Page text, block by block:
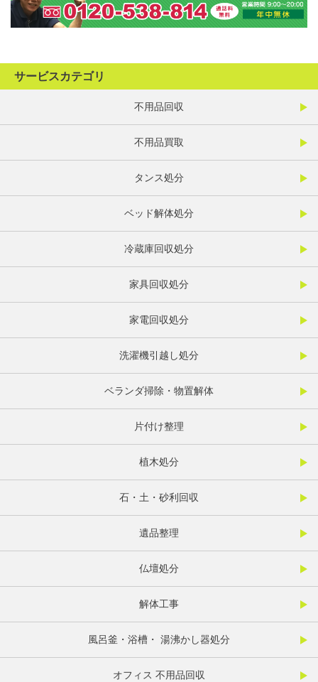
サービスカテゴリ
不用品回収
不用品買取
タンス処分
ベッド解体処分
冷蔵庫回収処分
家具回収処分
家電回収処分
洗濯機引越し処分
ベランダ掃除・物置解体
片付け整理
植木処分
石・土・砂利回収
遺品整理
仏壇処分
解体工事
風呂釜・浴槽・ 湯沸かし器処分
オフィス 不用品回収